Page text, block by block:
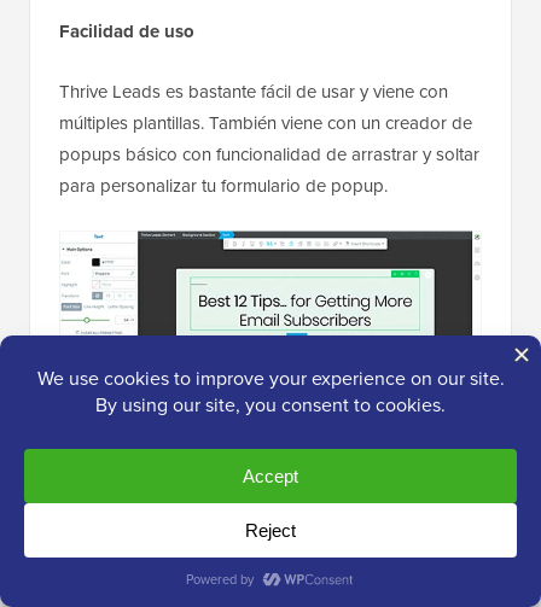
Facilidad de uso
Thrive Leads es bastante fácil de usar y viene con
múltiples plantillas. También viene con un creador de
popups básico con funcionalidad de arrastrar y soltar
para personalizar tu formulario de popup.
Hay una ligera curva de aprendizaje involucrada en la
visualización de optins en tu sitio web. Muchos